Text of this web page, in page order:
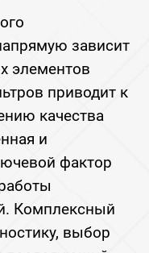
зависит
элементов
приводит к
качества
и
фактор
Комплексный
выбор